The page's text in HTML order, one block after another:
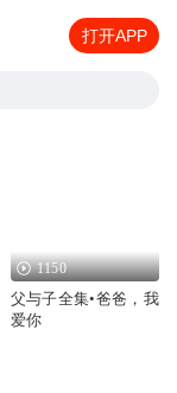
打开APP
1150
父与子全集•爸爸，我
爱你